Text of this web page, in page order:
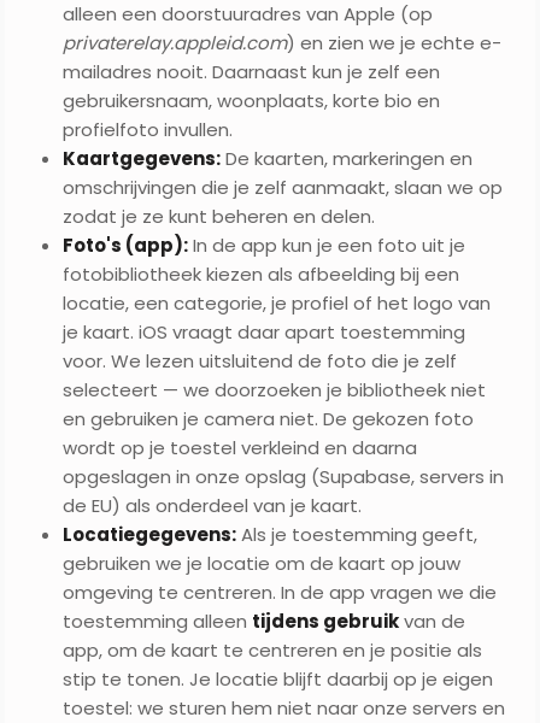
alleen een doorstuuradres van Apple (op
privaterelay.appleid.com) en zien we je echte e-
mailadres nooit. Daarnaast kun je zelf een
gebruikersnaam, woonplaats, korte bio en
profielfoto invullen.
Kaartgegevens:De kaarten, markeringen en
omschrijvingen die je zelf aanmaakt, slaan we op
zodat je ze kunt beheren en delen.
Foto's (app):In de app kun je een foto uit je
fotobibliotheek kiezen als afbeelding bij een
locatie, een categorie, je profiel of het logo van
je kaart. iOS vraagt daar apart toestemming
voor. We lezen uitsluitend de foto die je zelf
selecteert — we doorzoeken je bibliotheek niet
en gebruiken je camera niet. De gekozen foto
wordt op je toestel verkleind en daarna
opgeslagen in onze opslag (Supabase, servers in
de EU) als onderdeel van je kaart.
Locatiegegevens:Als je toestemming geeft,
gebruiken we je locatie om de kaart op jouw
omgeving te centreren. In de app vragen we die
toestemming alleen tijdens gebruikvan de
app, om de kaart te centreren en je positie als
stip te tonen. Je locatie blijft daarbij op je eigen
toestel: we sturen hem niet naar onze servers en